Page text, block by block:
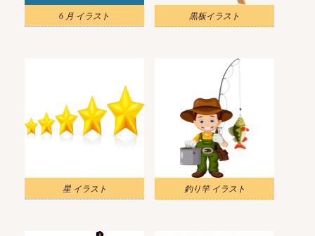
6 月 イラスト 黒板イラスト
星 イラスト 釣り竿 イラスト